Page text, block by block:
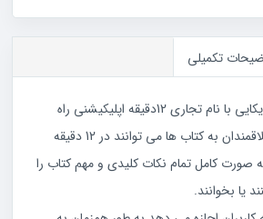
تکمیلی
یک شرکت آموزشی آمریکایی با نام تجاری 12دقیقه اپلیکیشنی راه
اندازی کرده است که علاقمندان به کتاب ها می توانند در 12 دقیقه
صورت کامل تمام نکات کلیدی و مهم کتاب را
یا بخوانند.